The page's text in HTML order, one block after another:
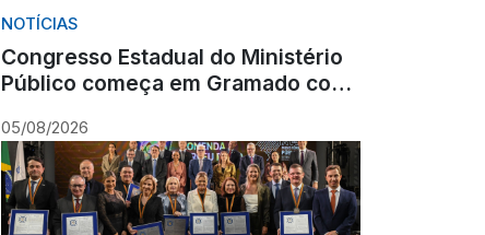
NOTÍCIAS
Congresso Estadual do Ministério
Público começa em Gramado com
05/08/2026